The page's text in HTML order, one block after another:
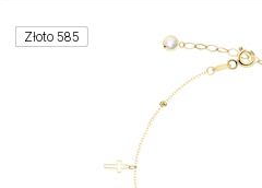
Złoto 585